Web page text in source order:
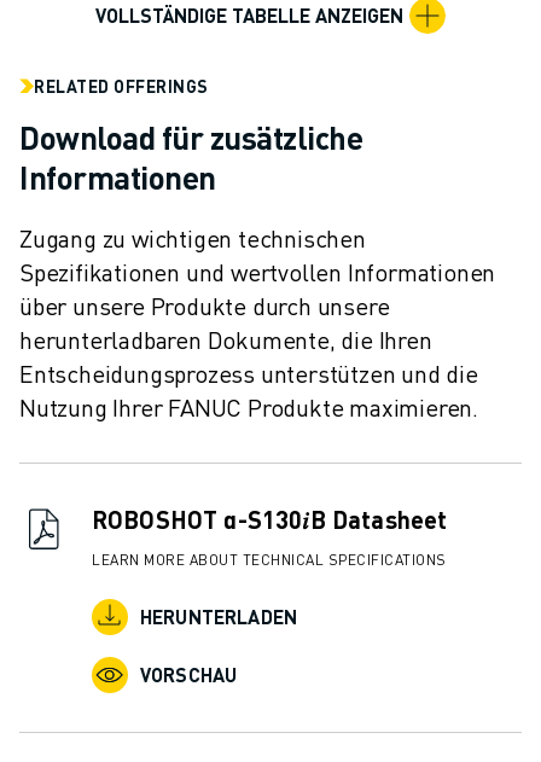
VOLLSTÄNDIGE TABELLE ANZEIGEN
RELATED OFFERINGS
Download für zusätzliche
Informationen
Zugang zu wichtigen technischen
Spezifikationen und wertvollen Informationen
über unsere Produkte durch unsere
herunterladbaren Dokumente, die Ihren
Entscheidungsprozess unterstützen und die
Nutzung Ihrer FANUC Produkte maximieren.
ROBOSHOT α-S130𝑖B Datasheet
LEARN MORE ABOUT TECHNICAL SPECIFICATIONS
HERUNTERLADEN
VORSCHAU